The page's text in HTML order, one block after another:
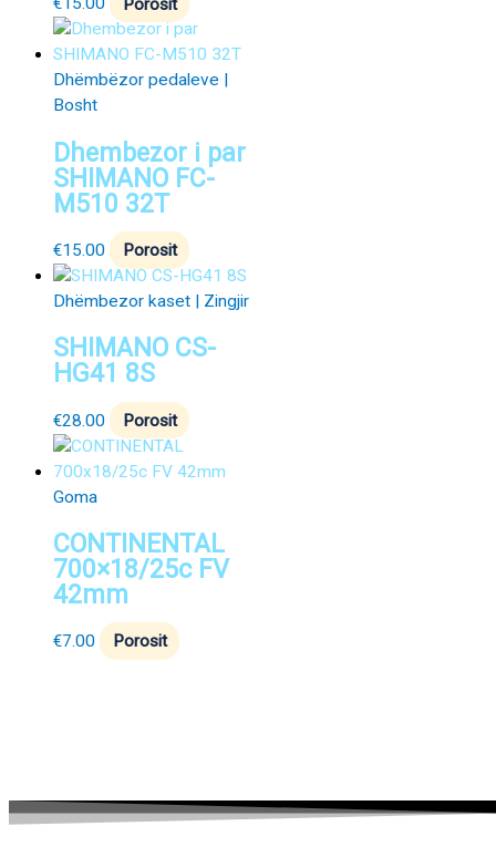
Dhëmbëzor pedaleve |
Bosht
Dhembezor i par
SHIMANO FC-
M510 32T
€15.00 Porosit
Dhëmbezor kaset | Zingjir
SHIMANO CS-
HG41 8S
€28.00 Porosit
Goma
CONTINENTAL
700×18/25c FV
42mm
€7.00 Porosit